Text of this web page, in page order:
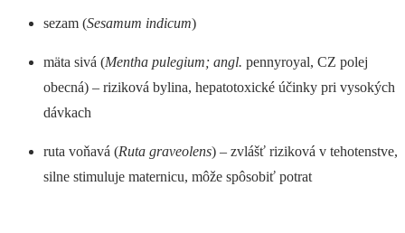
sezam (Sesamum indicum)
mäta sivá (Mentha pulegium; angl. pennyroyal, CZ polej
obecná) – riziková bylina, hepatotoxické účinky pri vysokých
dávkach
ruta voňavá (Ruta graveolens) – zvlášť riziková v tehotenstve,
silne stimuluje maternicu, môže spôsobiť potrat